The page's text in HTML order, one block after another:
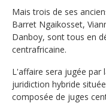
Mais trois de ses
Barret Ngaikosset,
Danboy, sont tous en
centrafricaine.
L'affaire sera jugée par
juridiction hybride
composée de juges